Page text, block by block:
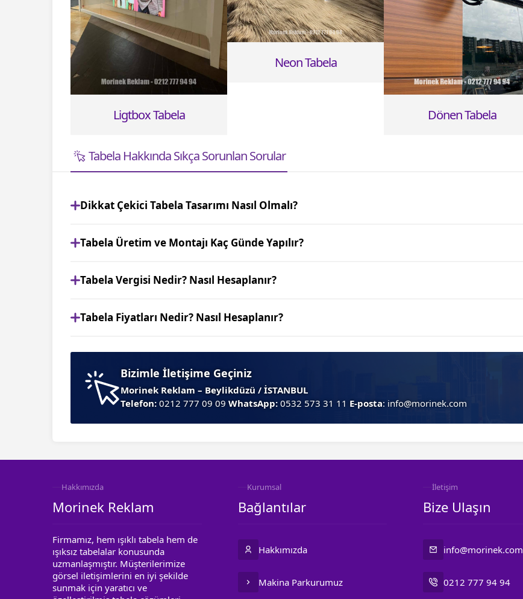
Ligtbox Tabela
Neon Tabela
Dönen Tabela
Tabela Hakkında Sıkça Sorunlan Sorular
Dikkat Çekici Tabela Tasarımı Nasıl Olmalı?
Tabela Üretim ve Montajı Kaç Günde Yapılır?
Tabela Vergisi Nedir? Nasıl Hesaplanır?
Tabela Fiyatları Nedir? Nasıl Hesaplanır?
Bizimle İletişime Geçiniz
Morinek Reklam – Beylikdüzü / İSTANBUL
Telefon: 0212 777 09 09WhatsApp: 0532 573 31 11 E-posta: info@morinek.com
Hakkımızda
Morinek Reklam
Firmamız, hem ışıklı tabela hem de
ışıksız tabelalar konusunda
uzmanlaşmıştır. Müşterilerimize
görsel iletişimlerini en iyi şekilde
sunmak için yaratıcı ve
Kurumsal
Bağlantılar
Hakkımızda
Makina Parkurumuz
İletişim
Bize Ulaşın
info@morinek.com
0212 777 94 94